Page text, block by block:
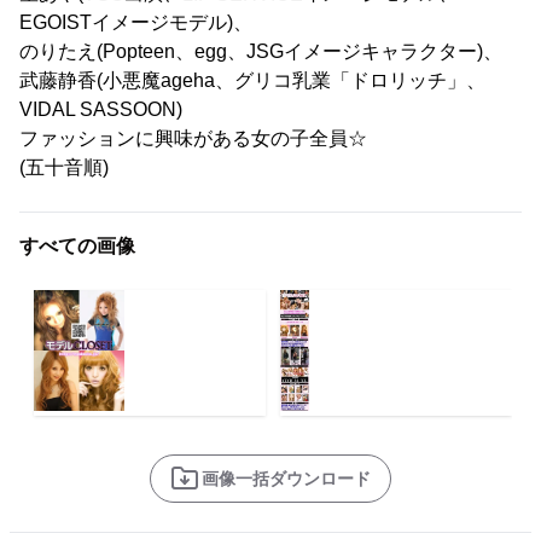
EGOISTイメージモデル)、
のりたえ(Popteen、egg、JSGイメージキャラクター)、
武藤静香(小悪魔ageha、グリコ乳業「ドロリッチ」、
VIDAL SASSOON)
ファッションに興味がある女の子全員☆
(五十音順)
すべての画像
画像一括ダウンロード